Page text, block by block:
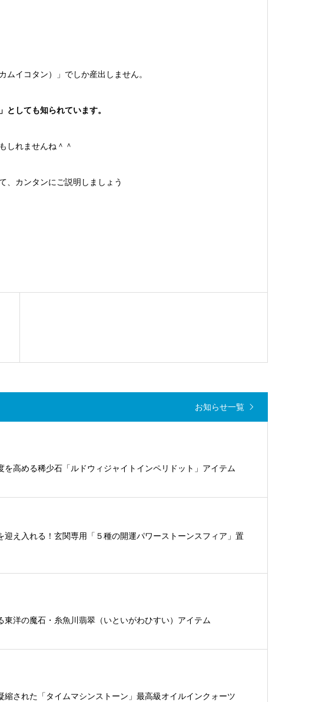
イコタン）」でしか産出しません。
としても知られています。
しれませんね＾＾
、カンタンにご説明しましょう
お知らせ一覧
を高める稀少石「ルドウィジャイトインペリドット」アイテム
迎え入れる！玄関専用「５種の開運パワーストーンスフィア」置
東洋の魔石・糸魚川翡翠（いといがわひすい）アイテム
縮された「タイムマシンストーン」最高級オイルインクォーツ